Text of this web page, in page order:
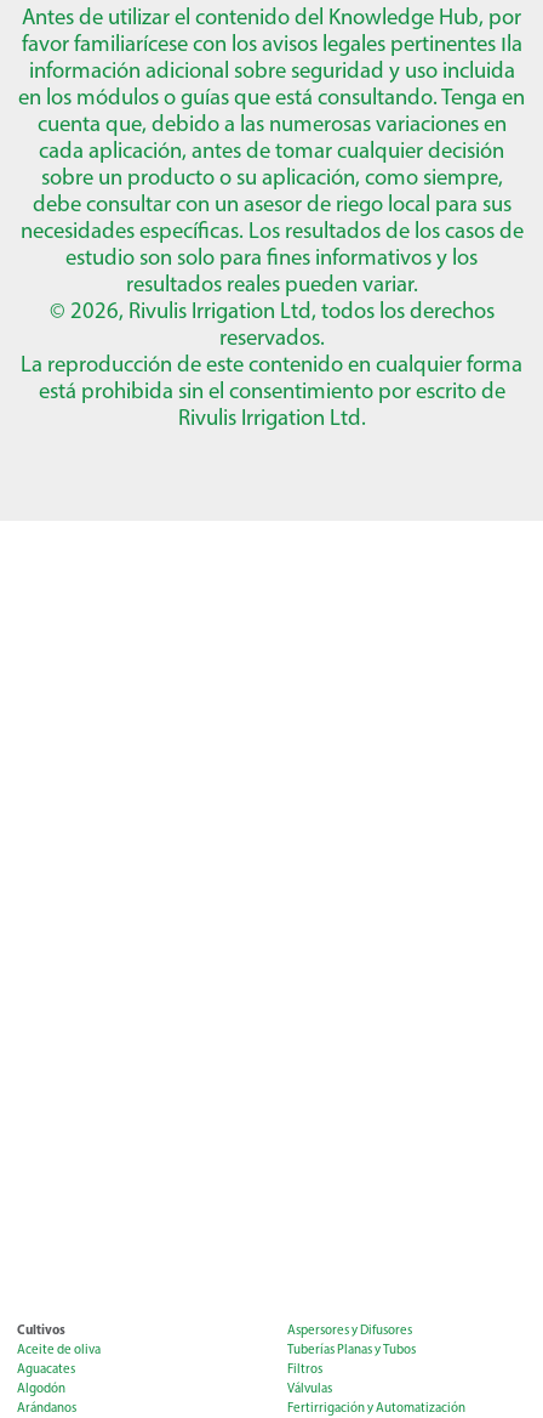
Antes de utilizar el contenido del Knowledge Hub, por
favor familiarícese con los avisos legales pertinentes וla
información adicional sobre seguridad y uso incluida
en los módulos o guías que está consultando. Tenga en
cuenta que, debido a las numerosas variaciones en
cada aplicación, antes de tomar cualquier decisión
sobre un producto o su aplicación, como siempre,
debe consultar con un asesor de riego local para sus
necesidades específicas. Los resultados de los casos de
estudio son solo para fines informativos y los
resultados reales pueden variar.
© 2026, Rivulis Irrigation Ltd, todos los derechos
reservados.
La reproducción de este contenido en cualquier forma
está prohibida sin el consentimiento por escrito de
Rivulis Irrigation Ltd.
Cultivos
Aceite de oliva
Aguacates
Algodón
Arándanos
Aspersores y Difusores
Tuberías Planas y Tubos
Filtros
Válvulas
Fertirrigación y Automatización